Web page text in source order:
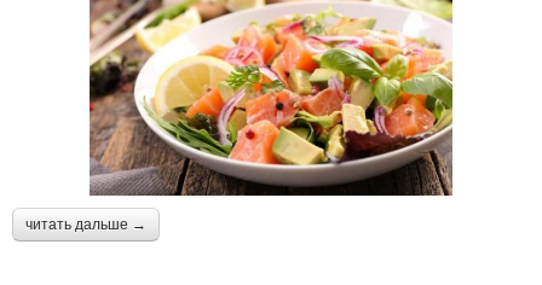
читать дальше →